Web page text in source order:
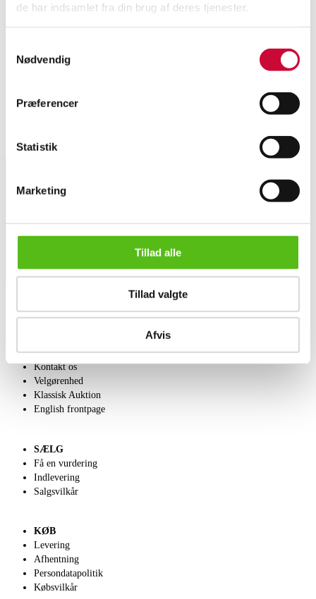
de har indsamlet fra din brug af deres tjenester.
Nødvendig
Præferencer
Statistik
Marketing
Tillad alle
Tillad valgte
Afvis
Chronographe Suisse. Vintage herreur i forgyldt stål, 1950'e...
chronograf, separat sekundviser, stopursfunktion, monteret med læderrem,
plexiglas, mekanisk urværk Angelus 215 med manuelt optræk. Ø. 36,5 mm.
Uret gik på vurderingstidspunktet. Lauritz.com indestår ikke for
funktionalitet og kender ikke servicehistorikken på uret.
Tilmeld dig vores nyhedsbrev og modtag nyheder samt
Om Lauritz.com
Kontakt os
Velgørenhed
Klassisk Auktion
English frontpage
SÆLG
Få en vurdering
Indlevering
Salgsvilkår
KØB
Levering
Afhentning
Persondatapolitik
Købsvilkår